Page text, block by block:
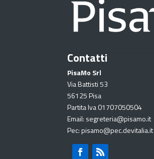
Contatti
PisaMo Srl
Via Battisti 53
56125 Pisa
Partita Iva 01707050504
Email: segreteria@pisamo.it
Pec: pisamo@pec.devitalia.it